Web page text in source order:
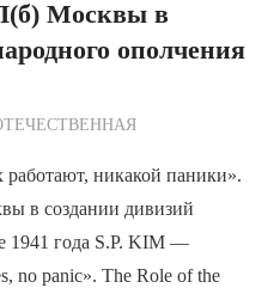
Москвы в
ополчения
Редакции
никакой паники».
в создании дивизий
1941 года S.P. KIM —
no panic». The Role of the